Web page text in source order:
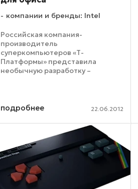
компании и бренды: Intel
Российская компания-
производитель
суперкомпьютеров «Т-
Платформы» представила
необычную разработку –
вычислений в офисных условиях.
нескольких ...
подробнее 22.06.2012